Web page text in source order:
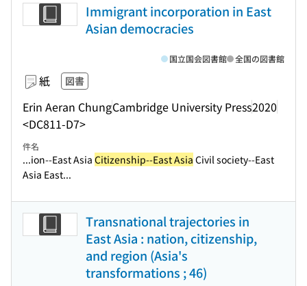
Immigrant incorporation in East
Asian democracies
紙 図書
Erin Aeran ChungCambridge University Press2020
<DC811-D7>
国立国会図書館 全国の図書館
件名
...ion--East Asia Citizenship--East Asia Civil society--East
Asia East...
Transnational trajectories in
East Asia : nation, citizenship,
and region (Asia's
transformations ; 46)